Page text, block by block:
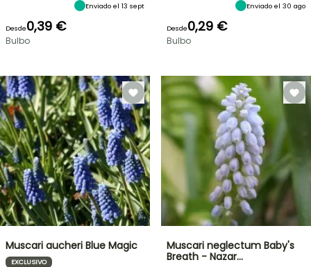
Enviado el 13 sept
Desde0,39 €
Bulbo
Enviado el 30 ago
Desde0,29 €
Bulbo
Muscari aucheri Blue Magic
EXCLUSIVO
Muscari neglectum Baby's
Breath - Nazar…